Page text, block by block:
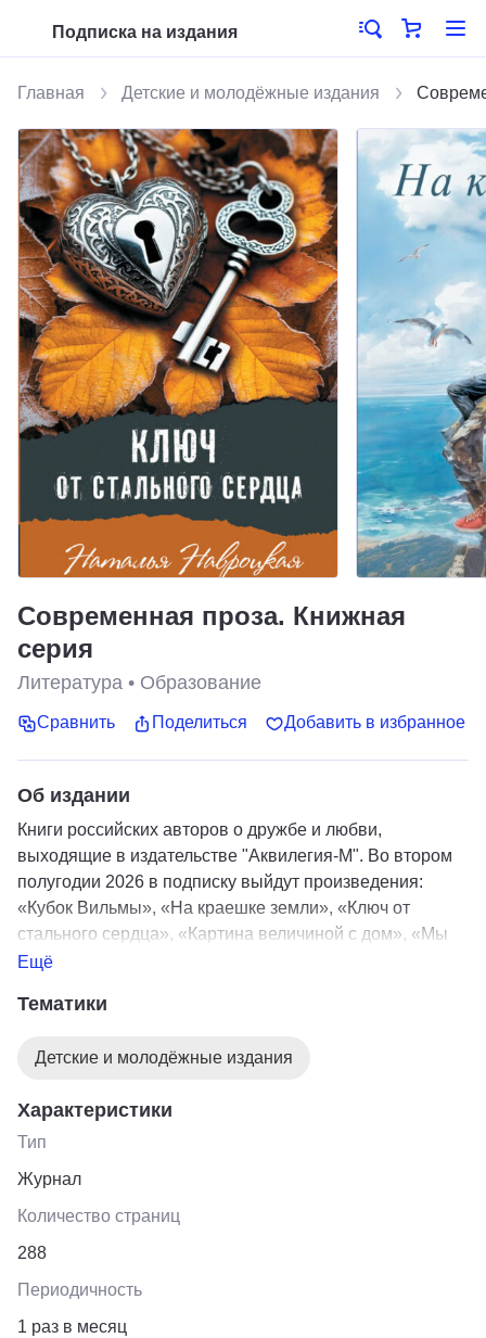
Подписка на издания
Главная Детские и молодёжные издания
Современная проза. Книжная
серия
Литература • Образование
Сравнить Поделиться Добавить в избранное
Об издании
Книги российских авторов о дружбе и любви,
выходящие в издательстве "Аквилегия-М". Во втором
полугодии 2026 в подписку выйдут произведения:
«Кубок Вильмы», «На краешке земли», «Ключ от
стального сердца», «Картина величиной с дом», «Мы
любим котов и зелёных дельфинов», «Старая карта». В
Ещё
Тематики
Детские и молодёжные издания
Характеристики
Тип
Журнал
Количество страниц
288
Периодичность
1 раз в месяц